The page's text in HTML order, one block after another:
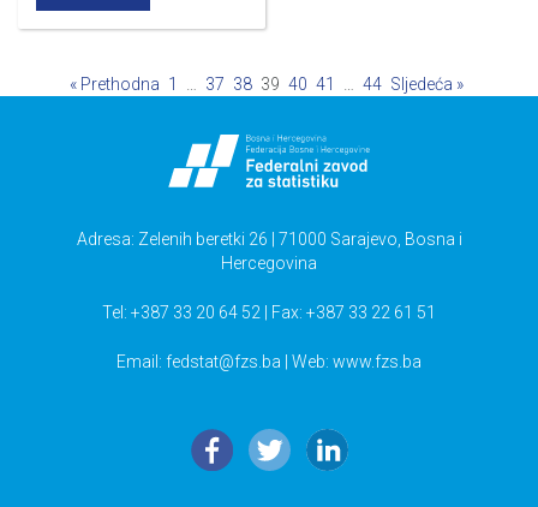
« Prethodna 1 37 38 39 40 41 44 Sljedeća »
Adresa: Zelenih beretki 26 | 71000 Sarajevo, Bosna i
Hercegovina
Tel: +387 33 20 64 52 | Fax: +387 33 22 61 51
Email: fedstat@fzs.ba | Web: www.fzs.ba